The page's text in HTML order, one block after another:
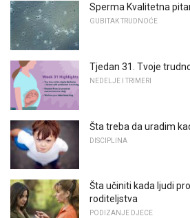
Sperma Kvalitetna
GUBITAK TRUDNOĆE
Tjedan 31. Tvoje
NEDELJE I TRIMERI
Šta treba da uradim
DISCIPLINA
Šta učiniti kada ljudi
roditeljstva
PODIZANJE DJECE